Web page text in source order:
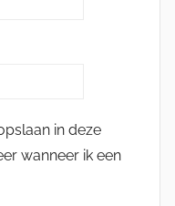
in deze
wanneer ik een